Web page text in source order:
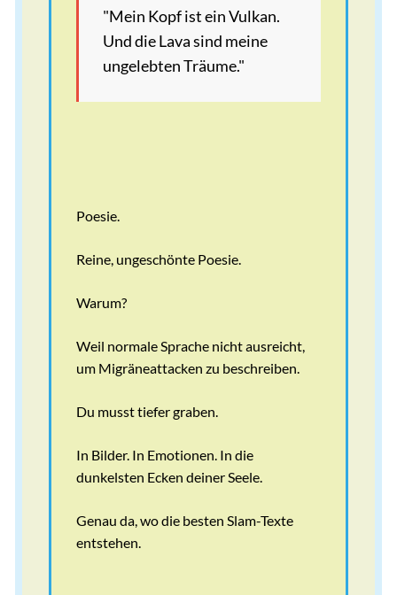
"Mein Kopf ist ein Vulkan.
Und die Lava sind meine
ungelebten Träume."
Poesie.
Reine, ungeschönte Poesie.
Warum?
Weil normale Sprache nicht ausreicht,
um Migräneattacken zu beschreiben.
Du musst tiefer graben.
In Bilder. In Emotionen. In die
dunkelsten Ecken deiner Seele.
Genau da, wo die besten Slam-Texte
entstehen.